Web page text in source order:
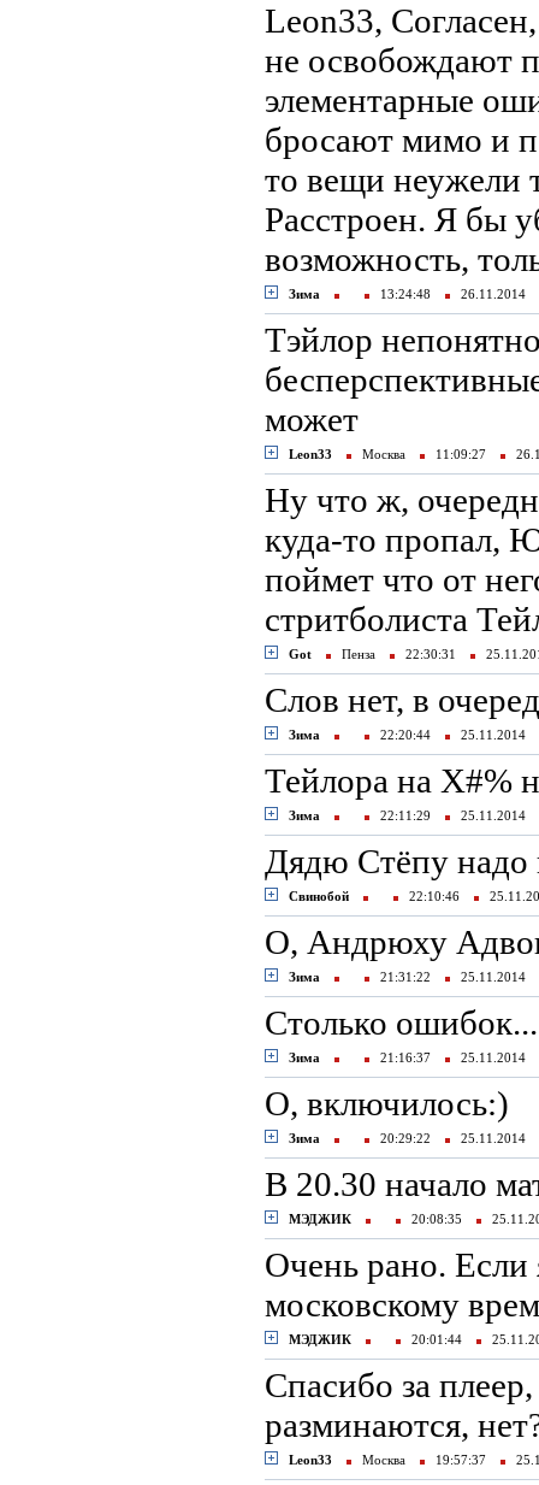
Leon33,
не освобождают
элементарные
бросают мимо и
то вещи неужели
Расстроен. Я бы
возможность,
Зима 13:24:48 26.11.2014
Тэйлор
может
Leon33 Москва 11:09:27
Ну что ж,
куда-то пропал,
поймет что от
стритболиста
Got Пенза 22:30:31
Cлов нет, в
Зима 22:20:44 25.11.2014
Тейлора на Х#%
Зима 22:11:29 25.11.2014
Дядю Стёпу надо
Свинобой 22:10:46
О, Андрюху
Зима 21:31:22 25.11.2014
Cтолько
Зима 21:16:37 25.11.2014
О, включилось:)
Зима 20:29:22 25.11.2014
В 20.30 начало
МЭДЖИК 20:08:35
Очень рано. Если
московскому
МЭДЖИК 20:01:44
Спасибо за
разминаются,
Leon33 Москва 19:57:37